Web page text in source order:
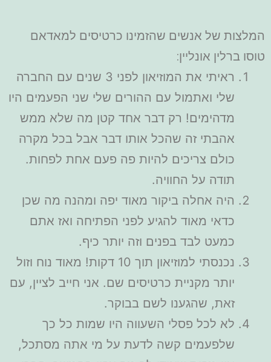
המלצות של אנשים שהזמינו כרטיסים למאדאם
טוסו ברלין אונליין:
ראיתי את המוזיאון לפני 3 שנים עם החברה
שלי ואתמול עם ההורים שלי שני הפעמים היו
מדהימים! רק דבר אחד קטן מה שלא ממש
אהבתי זה שהכל אותו דבר אבל בכל מקרה
כולם צריכים להיות פה פעם אחת לפחות.
תודה על החוויה.
היה אחלה ביקור מאוד יפה ומהנה מה שכן
כדאי מאוד להגיע לפני הפתיחה ואז אתם
כמעט לבד בפנים וזה יותר כיף.
נכנסתי למוזיאון תוך 10 דקות! מאוד נוח וזול
יותר מקניית כרטיסים שם. אני חייב לציין, עם
זאת, שהגענו לשם בבוקר.
לא לכל פסלי השעווה היו שמות כל כך
שלפעמים קשה לדעת על מי אתה מסתכל,